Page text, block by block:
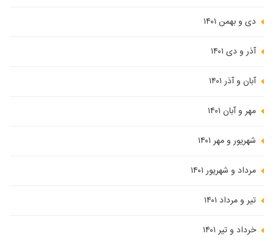
دی و بهمن ۱۴۰۱
آذر و دی ۱۴۰۱
آبان و آذر ۱۴۰۱
مهر و آبان ۱۴۰۱
شهریور و مهر ۱۴۰۱
مرداد و شهریور ۱۴۰۱
تیر و مرداد ۱۴۰۱
خرداد و تیر ۱۴۰۱